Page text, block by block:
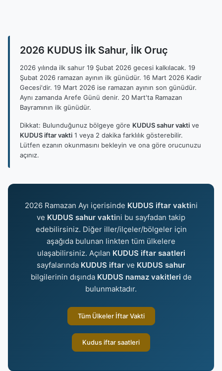
2026 KUDUS İlk Sahur, İlk Oruç
2026 yılında ilk sahur 19 Şubat 2026 gecesi kalkılacak. 19
Şubat 2026 ramazan ayının ilk günüdür. 16 Mart 2026 Kadir
Gecesi'dir. 19 Mart 2026 ise ramazan ayının son günüdür.
Aynı zamanda Arefe Günü denir. 20 Mart'ta Ramazan
Bayramının ilk günüdür.
Dikkat: Bulunduğunuz bölgeye göre KUDUS sahur vakti ve
KUDUS iftar vakti 1 veya 2 dakika farklılık gösterebilir.
Lütfen ezanın okunmasını bekleyin ve ona göre orucunuzu
açınız.
2026 Ramazan Ayı içerisinde KUDUS iftar vaktini
ve KUDUS sahur vaktini bu sayfadan takip
edebilirsiniz. Diğer iller/ilçeler/bölgeler için
aşağıda bulunan linkten tüm ülkelere
ulaşabilirsiniz. Açılan KUDUS iftar saatleri
sayfalarında KUDUS iftar ve KUDUS sahur
bilgilerinin dışında KUDUS namaz vakitleri de
bulunmaktadır.
Tüm Ülkeler İftar Vakti
Kudus iftar saatleri